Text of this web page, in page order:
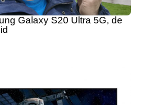
Galaxy S20 Ultra 5G, de